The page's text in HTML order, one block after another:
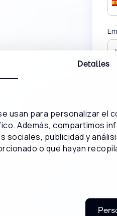
Detalles
usan para personalizar el
Además, compartimos
publicidad y
o que hayan